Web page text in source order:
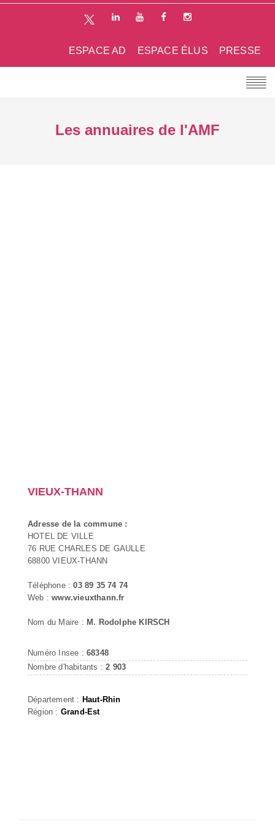
PRESSE
ESPACE ÉLUS
ESPACE AD
Les annuaires de l'AMF
VIEUX-THANN
Adresse de la commune :
HOTEL DE VILLE
76 RUE CHARLES DE GAULLE
68800 VIEUX-THANN
Téléphone :03 89 35 74 74
Web :www.vieuxthann.fr
Nom du Maire : M. Rodolphe KIRSCH
Numéro Insee : 68348
Nombre d'habitants :2 903
Département : Haut-Rhin
Région : Grand-Est